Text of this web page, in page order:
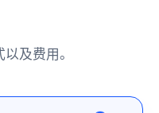
及费用。